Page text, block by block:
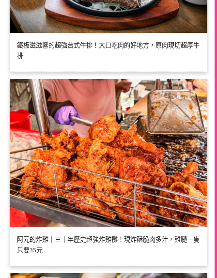
鐵板滋滋響的超強台式牛排！大口吃肉的好地方，原肉現切超厚牛
排
阿元的炸雞｜三十年歷史超強炸雞攤！現炸酥脆肉多汁，雞腿一隻
只要35元